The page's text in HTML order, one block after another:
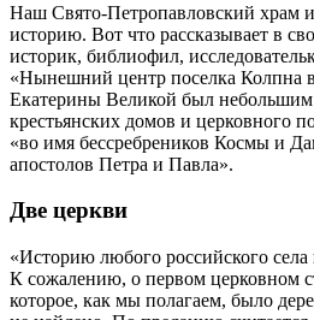
Наш Свято-Петропавловский храм
историю. Вот что рассказывает в
историк, библиофил,
«Нынешний центр поселка Колпна
Екатерины Великой был небольшим
крестьянских домов и церковного
«во имя бессребреников Космы и
апостолов Петра и Павла».
Две церкви
«Историю любого российского
К сожалению, о первом церковном
которое, как мы полагаем, было